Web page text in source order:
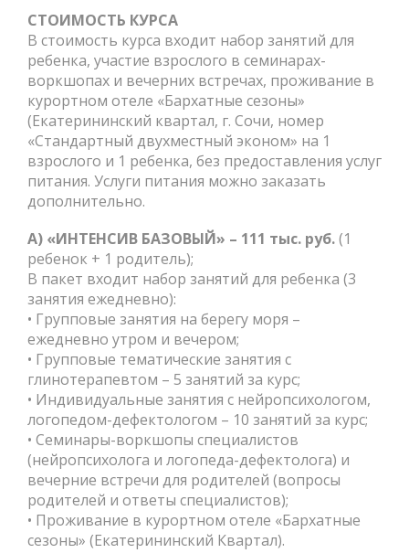
СТОИМОСТЬ КУРСА
В стоимость курса входит набор занятий для
ребенка, участие взрослого в семинарах-
воркшопах и вечерних встречах, проживание в
курортном отеле «Бархатные сезоны»
(Екатерининский квартал, г. Сочи, номер
«Стандартный двухместный эконом» на 1
взрослого и 1 ребенка, без предоставления услуг
питания. Услуги питания можно заказать
дополнительно.
А) «ИНТЕНСИВ БАЗОВЫЙ» – 111 тыс. руб.(1
ребенок + 1 родитель);
В пакет входит набор занятий для ребенка (3
занятия ежедневно):
• Групповые занятия на берегу моря –
ежедневно утром и вечером;
• Групповые тематические занятия с
глинотерапевтом – 5 занятий за курс;
• Индивидуальные занятия с нейропсихологом,
логопедом-дефектологом – 10 занятий за курс;
• Семинары-воркшопы специалистов
(нейропсихолога и логопеда-дефектолога) и
вечерние встречи для родителей (вопросы
родителей и ответы специалистов);
• Проживание в курортном отеле «Бархатные
сезоны» (Екатерининский Квартал).